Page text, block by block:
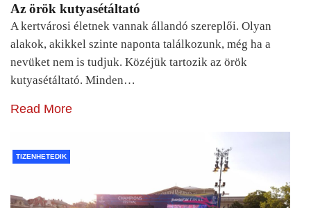
Az örök kutyasétáltató
A kertvárosi életnek vannak állandó szereplői. Olyan
alakok, akikkel szinte naponta találkozunk, még ha a
nevüket nem is tudjuk. Közéjük tartozik az örök
kutyasétáltató. Minden…
Read More
TIZENHETEDIK